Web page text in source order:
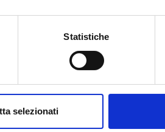
con un'approssimazione di
Dichiarazione sui cookie.
Statistiche
selezionati
linguistics